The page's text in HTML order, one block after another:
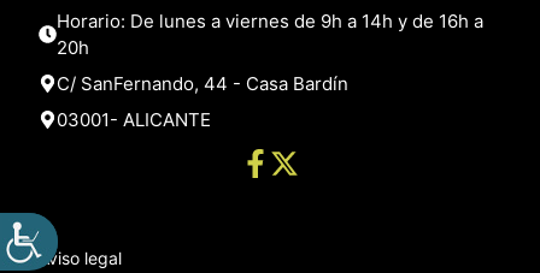
Horario: De lunes a viernes de 9h a 14h y de 16h a
20h
C/ SanFernando, 44 - Casa Bardín
03001- ALICANTE
Aviso legal